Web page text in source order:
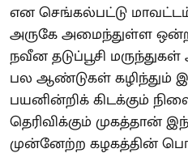
என செங்கல்பட்டு மாவட்டம்
அருகே அமைந்துள்ள
நவீன தடுப்பூசி
பல ஆண்டுகள் கழிந்தும்
பயனின்றிக் கிடக்கும்
தெரிவிக்கும் முகத்தான்
முன்னேற்ற கழகத்தின்